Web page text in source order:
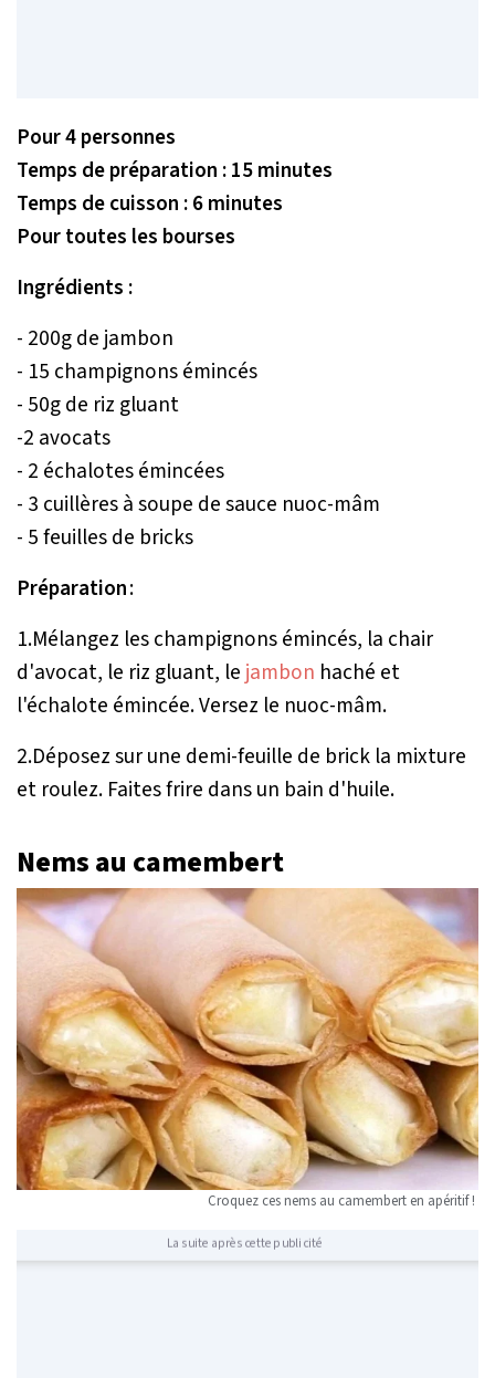
Pour 4 personnes
Temps de préparation : 15 minutes
Temps de cuisson : 6 minutes
Pour toutes les bourses
Ingrédients :
- 200g de jambon
- 15 champignons émincés
- 50g de riz gluant
-2 avocats
- 2 échalotes émincées
- 3 cuillères à soupe de sauce nuoc-mâm
- 5 feuilles de bricks
Préparation:
1.Mélangez les champignons émincés, la chair
d'avocat, le riz gluant, le jambon haché et
l'échalote émincée. Versez le nuoc-mâm.
2.Déposez sur une demi-feuille de brick la mixture
et roulez. Faites frire dans un bain d'huile.
Nems au camembert
Croquez ces nems au camembert en apéritif !
La suite après cette publicité